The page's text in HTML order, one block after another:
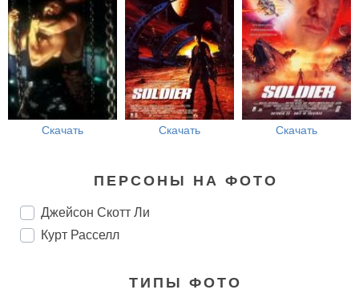
Скачать Скачать Скачать
ПЕРСОНЫ НА ФОТО
Джейсон Скотт Ли
Курт Расселл
ТИПЫ ФОТО